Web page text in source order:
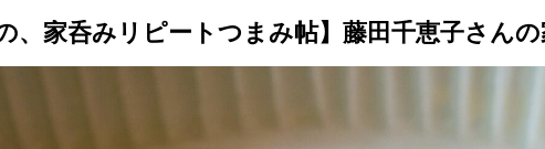
トップ プロが教えるレシピ 厳選！店探し 食のストーリー